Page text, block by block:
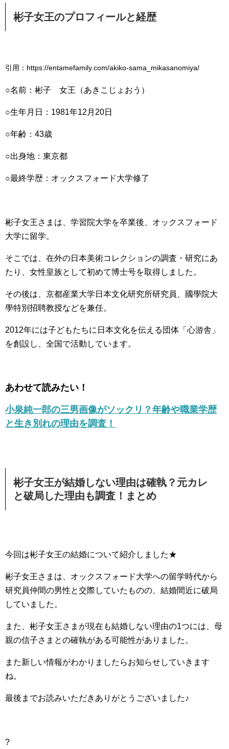
彬子女王のプロフィールと経歴
引用：https://entamefamily.com/akiko-sama_mikasanomiya/
○名前：彬子 女王（あきこじょおう）
○生年月日：1981年12月20日
○年齢：43歳
○出身地：東京都
○最終学歴：オックスフォード大学修了
彬子女王さまは、学習院大学を卒業後、オックスフォード
大学に留学。
そこでは、在外の日本美術コレクションの調査・研究にあ
たり、女性皇族として初めて博士号を取得しました。
その後は、京都産業大学日本文化研究所研究員、國學院大
學特別招聘教授などを兼任。
2012年には子どもたちに日本文化を伝える団体「心游舎」
を創設し、全国で活動しています。
あわせて読みたい！
小泉純一郎の三男画像がソックリ？年齢や職業学歴
と生き別れの理由を調査！
彬子女王が結婚しない理由は確執？元カレ
と破局した理由も調査！まとめ
今回は彬子女王の結婚について紹介しました★
彬子女王さまは、オックスフォード大学への留学時代から
研究員仲間の男性と交際していたものの、結婚間近に破局
していました。
また、彬子女王さまが現在も結婚しない理由の1つには、母
親の信子さまとの確執がある可能性がありました。
また新しい情報がわかりましたらお知らせしていきます
ね。
最後までお読みいただきありがとうございました♪
?